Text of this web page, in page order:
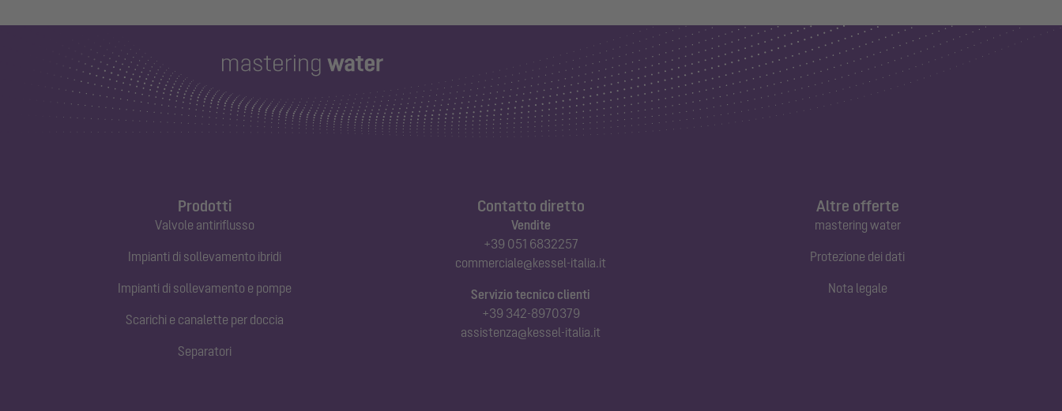
Prodotti
Valvole antiriflusso
Impianti di sollevamento ibridi
Impianti di sollevamento e pompe
Scarichi e canalette per doccia
Separatori
Contatto diretto
Vendite
+39 051 6832257
commerciale@kessel-italia.it
Servizio tecnico clienti
+39 342-8970379
assistenza@kessel-italia.it
Altre offerte
mastering water
Protezione dei dati
Nota legale